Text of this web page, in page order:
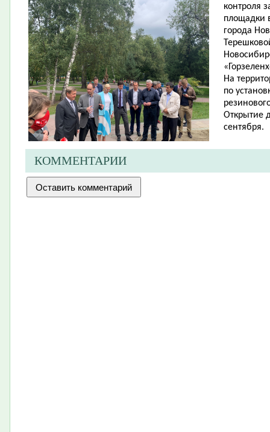
контроля
площадки
города
На
по
Открытие
сентября.
КОММЕНТАРИИ